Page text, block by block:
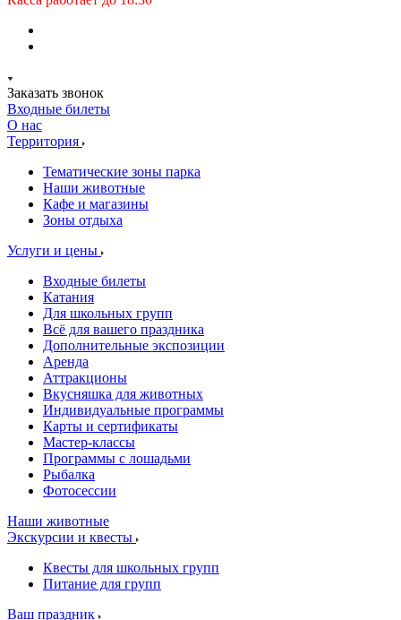
Заказать звонок
Входные билеты
О нас
Территория
Тематические зоны парка
Наши животные
Кафе и магазины
Зоны отдыха
Услуги и цены
Входные билеты
Катания
Для школьных групп
Всё для вашего праздника
Дополнительные экспозиции
Аренда
Аттракционы
Вкусняшка для животных
Индивидуальные программы
Карты и сертификаты
Мастер-классы
Программы с лошадьми
Рыбалка
Фотосессии
Наши животные
Экскурсии и квесты
Квесты для школьных групп
Питание для групп
Ваш праздник